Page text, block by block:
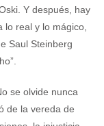
Y después, hay
lo real y lo mágico,
Saul Steinberg
se olvide nunca
de la vereda de